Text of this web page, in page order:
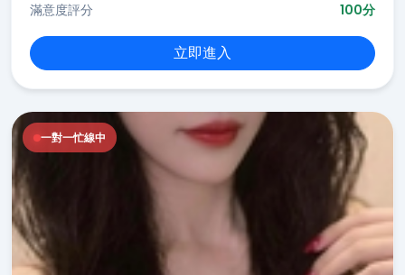
滿意度評分
100分
立即進入
一對一忙線中